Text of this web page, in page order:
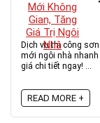
Dịch vụ thi công
mới ngôi nhà
giá chi tiết ngay! ...
READ MORE +